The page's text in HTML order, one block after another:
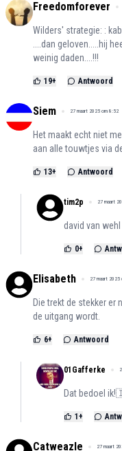
Freedomforever
Wilders' strategie: :
....dan geloven.....hij
weinig daden....!!!
19+ Antwoord
Siem 27 maart 2025 om 8:52
Het maakt echt niet
aan alle touwtjes via
13+ Antwoord
tim2p 27 maart
david van wehl
0+
Elisabeth 27 maart 2025
Die trekt de stekker er
de uitgang wordt.
6+ Antwoord
01Gafferke
Dat bedoel
1 +
Catweazle 27 maart